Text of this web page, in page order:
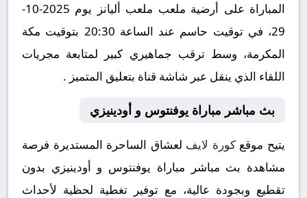
المباراة على أرضية ملعب ملعب أليانز يوم 2025-10-
29، في توقيت حاسم عند الساعة 20:30 بتوقيت مكة
المكرمة، وسط ترقب جماهيري كبير لمتابعة مجريات
اللقاء الذي ينقل عبر شاشة قناة بتعليق المتميز .
بث مباشر مباراة يوفنتوس و أودينيزي
يتيح موقعكورة لايف لعشاق الساحرة المستديرة فرصة
مشاهدة بث مباشر مباراة يوفنتوس و أودينيزي بدون
تقطيع وبجودة عالية، مع توفير تغطية لحظية لأحداث